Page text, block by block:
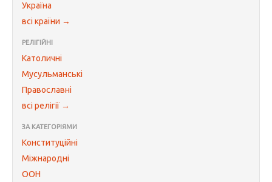
Україна
всі країни →
РЕЛІГІЙНІ
Католичні
Мусульманські
Православні
всі релігії →
ЗА КАТЕГОРІЯМИ
Конституційні
Міжнародні
ООН